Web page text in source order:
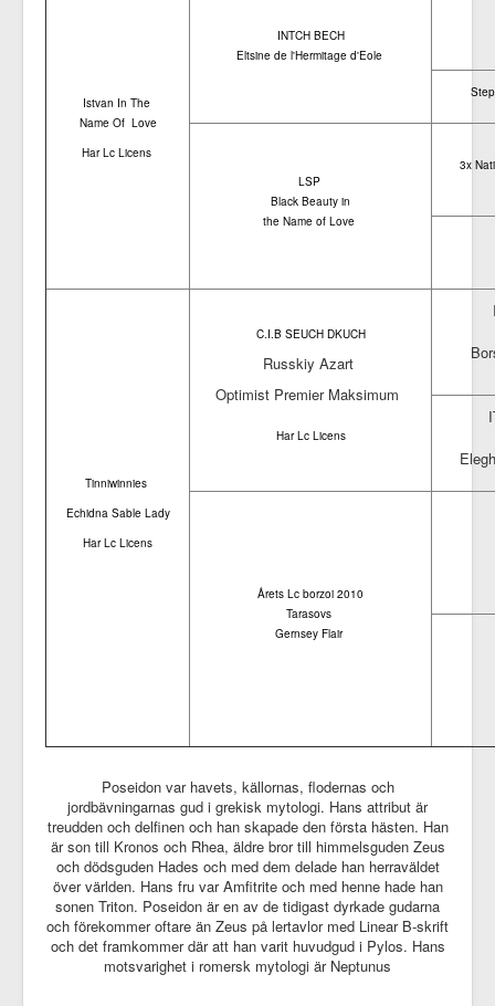
Istvan In The
Name Of Love
Har Lc Licens
INTCH BECH
Eltsine de l'Hermitage d'Eole
LSP
Black Beauty in
the Name of Love
3x
Tinniwinnies
Echidna Sable Lady
Har Lc Licens
C.I.B SEUCH DKUCH
Russkiy Azart
Optimist Premier Maksimum
Har Lc Licens
Årets Lc borzoi 2010
Tarasovs
Gernsey Flair
Poseidon var havets, källornas, flodernas och
jordbävningarnas gud i grekisk mytologi. Hans attribut är
treudden och delfinen och han skapade den första hästen. Han
är son till Kronos och Rhea, äldre bror till himmelsguden Zeus
och dödsguden Hades och med dem delade han herraväldet
över världen. Hans fru var Amfitrite och med henne hade han
sonen Triton. Poseidon är en av de tidigast dyrkade gudarna
och förekommer oftare än Zeus på lertavlor med Linear B-skrift
och det framkommer där att han varit huvudgud i Pylos. Hans
motsvarighet i romersk mytologi är Neptunus